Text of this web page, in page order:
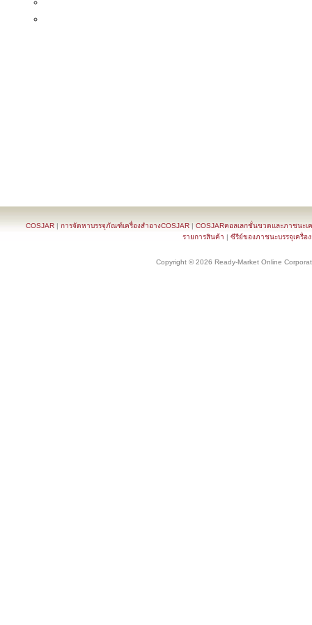
COSJAR | การจัดหาบรรจุภัณฑ์เครื่องสำอางCOSJAR | COSJARคอลเลกชั่นขวดและภาชนะเ
รายการสินค้า | ซีรีย์ของภาชนะบรรจุเครื่อ
Copyright © 2026 Ready-Market Online